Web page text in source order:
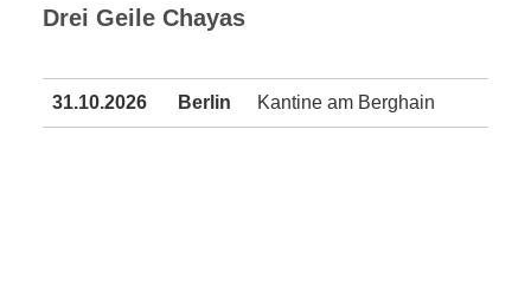
Drei Geile Chayas
31.10.2026 Berlin Kantine am Berghain